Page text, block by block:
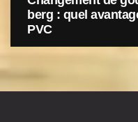
berg : quel
PVC